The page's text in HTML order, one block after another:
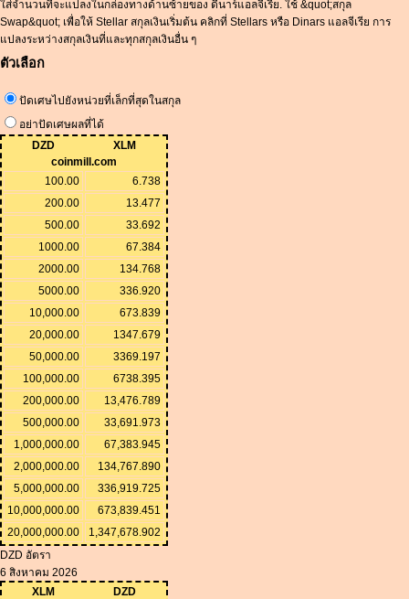
ใส่จำนวนที่จะแปลงในกล่องทางด้านซ้ายของ ดีนาร์แอลจีเรีย. ใช้ &quot;สกุล
Swap&quot; เพื่อให้ Stellar สกุลเงินเริ่มต้น คลิกที่ Stellars หรือ Dinars แอลจีเรีย การ
แปลงระหว่างสกุลเงินที่และทุกสกุลเงินอื่น ๆ
ตัวเลือก
ปัดเศษไปยังหน่วยที่เล็กที่สุดในสกุล
อย่าปัดเศษผลที่ได้
DZD
XLM
coinmill.com
100.00
6.738
200.00
13.477
500.00
33.692
1000.00
67.384
2000.00
134.768
5000.00
336.920
10,000.00
673.839
20,000.00
1347.679
50,000.00
3369.197
100,000.00
6738.395
200,000.00
13,476.789
500,000.00
33,691.973
1,000,000.00
67,383.945
2,000,000.00
134,767.890
5,000,000.00
336,919.725
10,000,000.00
673,839.451
20,000,000.00
1,347,678.902
DZD อัตรา
6 สิงหาคม 2026
XLM
DZD